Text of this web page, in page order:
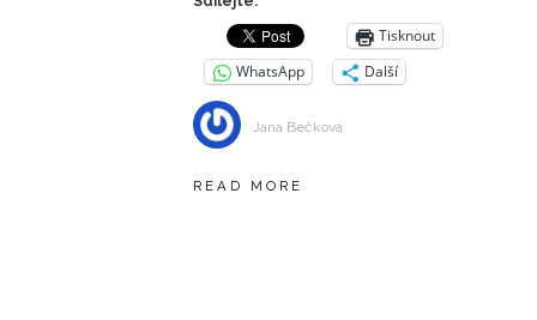
Tisknout
WhatsApp
Další
Jana Bečková
READ MORE